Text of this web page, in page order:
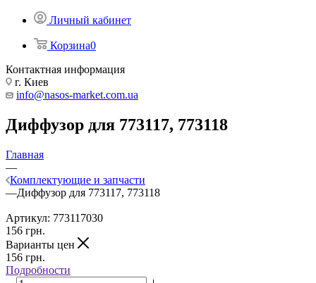
Личный кабинет
Корзина0
Контактная информация
г. Киев
info@nasos-market.com.ua
Диффузор для 773117, 773118
Главная
—
Комплектующие и запчасти
—Диффузор для 773117, 773118
Артикул: 773117030
156 грн.
Варианты цен
156 грн.
Подробности